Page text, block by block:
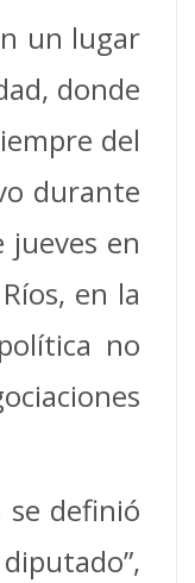
un lugar
donde
del
durante
jueves en
en la
no
se definió